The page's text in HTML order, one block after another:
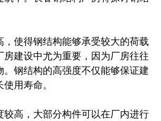
，使得钢结构能够承受较大的荷载
建设中尤为重要，因为厂房往往
钢结构的高强度不仅能够保证建
用寿命。
较高，大部分构件可以在厂内进行